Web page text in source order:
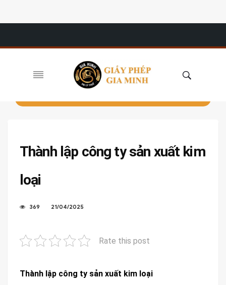
Thành lập công ty sản xuất kim
loại
369 21/04/2025
Rate this post
Thành lập công ty sản xuất kim loại